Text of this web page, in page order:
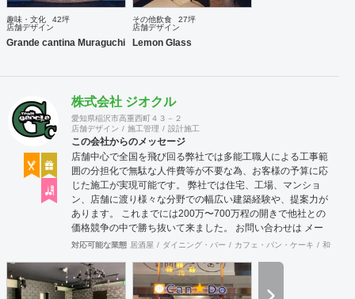
趣味・文化
42坪
店舗デザイン
Grande cantina Muraguchi
その他飲食
27坪
店舗デザイン
Lemon Glass
株式会社 ジオクル
愛知県稲沢市高重西町４３－２
店舗デザイン
施工管理 設計施工
この会社からのメッセージ
店舗中心で全国を飛び回る弊社では多能工職人による工事範
囲の分担化で無駄な人件費等が不要な為、お客様の予算に応
じた施工が実現可能です。 弊社では住宅、工場、マンショ
ン、店舗に渡り様々な分野での幅広い建築経験や、提案力が
あります。 これまでには200万〜700万程の開きで他社との
価格競争の中で勝ち抜いて来ました。 お問い合わせは メー
ル（tenperhide31@icloud.com）からも承ります。 その他：
対応可能な業態 居酒屋 ダイニング・バー カフェ・パン・ケーキ 和食・